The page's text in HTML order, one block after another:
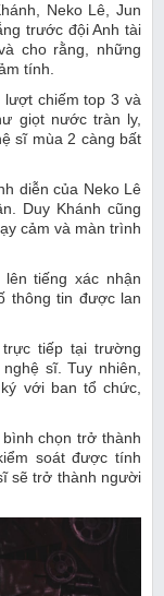
Neko Lê, Jun
trước đội Anh tài
cho rằng, những
tính.
lượt chiếm top 3 và
giọt nước tràn ly,
sĩ mùa 2 càng bất
diễn của Neko Lê
Duy Khánh cũng
cảm và màn trình
tiếng xác nhận
thông tin được lan
tiếp tại trường
sĩ. Tuy nhiên,
với ban tổ chức,
chọn trở thành
soát được tính
sẽ trở thành người